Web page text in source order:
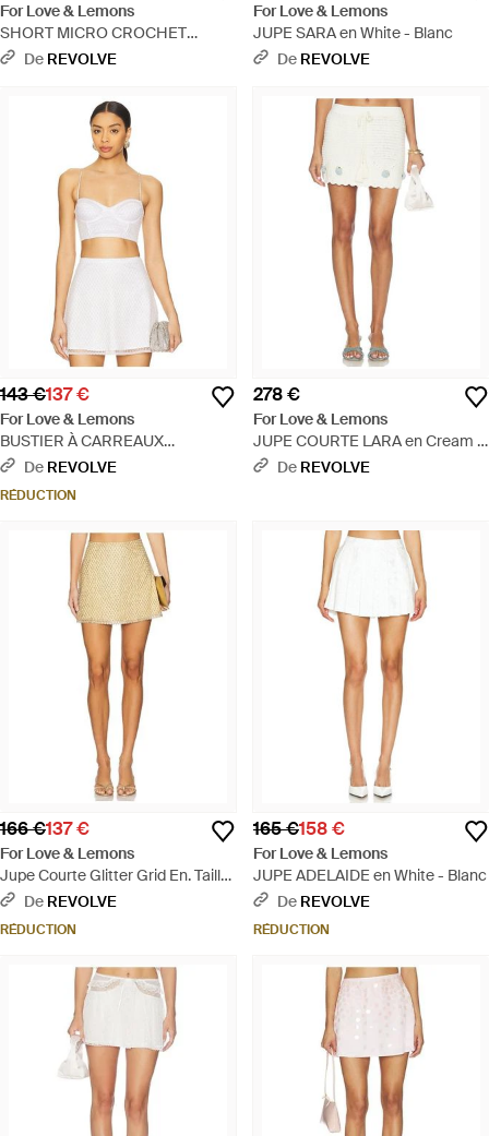
For Love & Lemons
SHORT MICRO CROCHET
RUGBY en Red - Multicolore
De REVOLVE
For Love & Lemons
JUPE SARA en White - Blanc
De REVOLVE
143 €137 €
For Love & Lemons
BUSTIER À CARREAUX
PAILLETÉS en White - Blanc
De REVOLVE
RÉDUCTION
278 €
For Love & Lemons
JUPE COURTE LARA en Cream -
Blanc
De REVOLVE
166 €137 €
For Love & Lemons
Jupe Courte Glitter Grid En. Taille
Also En Xs, S, M - Neutre
De REVOLVE
RÉDUCTION
165 €158 €
For Love & Lemons
JUPE ADELAIDE en White - Blanc
De REVOLVE
RÉDUCTION